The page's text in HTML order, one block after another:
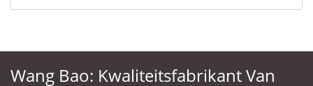
Wang Bao: Kwaliteitsfabrikant Van